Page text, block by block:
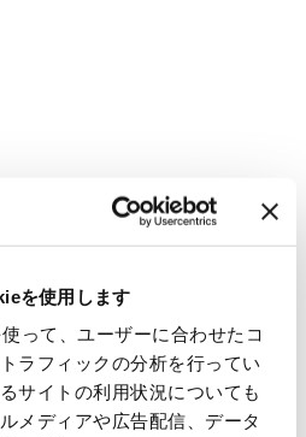
を使用します
って、ユーザーに合わせたコ
ラフィックの分析を行ってい
サイトの利用状況についても
メディアや広告配信、データ